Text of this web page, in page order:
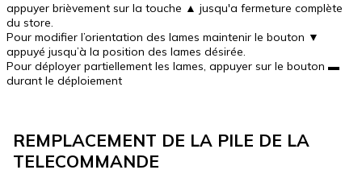
appuyer brièvement sur la touche ▲ jusqu'a fermeture complète
du store.
Pour modifier l’orientation des lames maintenir le bouton ▼
appuyé jusqu’à la position des lames désirée.
Pour déployer partiellement les lames, appuyer sur le bouton ▬
durant le déploiement
REMPLACEMENT DE LA PILE DE LA
TELECOMMANDE